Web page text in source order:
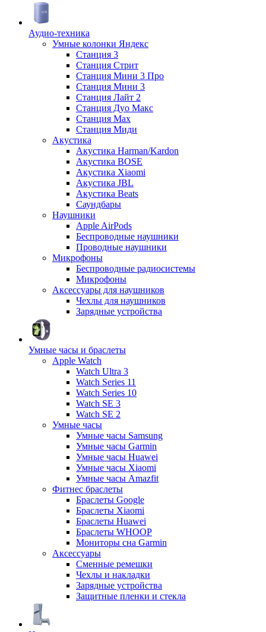
Аудио-техника
Умные колонки Яндекс
Станция 3
Станция Стрит
Станция Мини 3 Про
Станция Мини 3
Станция Лайт 2
Станция Дуо Макс
Станция Max
Станция Миди
Акустика
Акустика Harman/Kardon
Акустика BOSE
Акустика Xiaomi
Акустика JBL
Акустика Beats
Саундбары
Наушники
Apple AirPods
Беспроводные наушники
Проводные наушники
Микрофоны
Беспроводные радиосистемы
Микрофоны
Аксессуары для наушников
Чехлы для наушников
Зарядные устройства
Умные часы и браслеты
Apple Watch
Watch Ultra 3
Watch Series 11
Watch Series 10
Watch SE 3
Watch SE 2
Умные часы
Умные часы Samsung
Умные часы Garmin
Умные часы Huawei
Умные часы Xiaomi
Умные часы Amazfit
Фитнес браслеты
Браслеты Google
Браслеты Xiaomi
Браслеты Huawei
Браслеты WHOOP
Мониторы сна Garmin
Аксессуары
Сменные ремешки
Чехлы и накладки
Зарядные устройства
Защитные пленки и стекла